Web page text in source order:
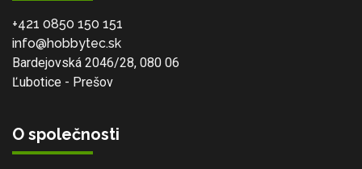
+421 0850 150 151
info@hobbytec.sk
Bardejovská 2046/28, 080 06
Ľubotice - Prešov
O společnosti